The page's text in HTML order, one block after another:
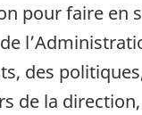
pour faire en
des
de la